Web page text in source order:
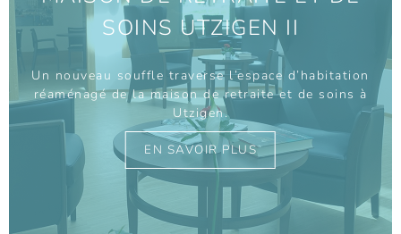
SOINS UTZIGEN II
Un nouveau souffle traverse l’espace d’habitation
réaménagé de la maison de retraite et de soins à
Utzigen.
EN SAVOIR PLUS